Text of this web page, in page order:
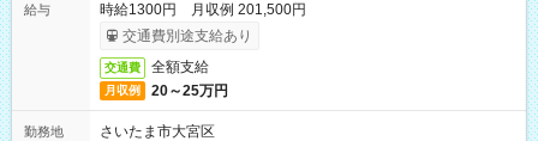
給与
時給1300円 月収例 201,500円
交通費別途支給あり
交通費 全額支給
月収例 20～25万円
勤務地
さいたま市大宮区